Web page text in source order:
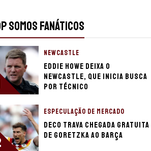
SOMOS FANÁTICOS
NEWCASTLE
Eddie Howe deixa o
Newcastle, que inicia busca
por técnico
ESPECULAÇÃO DE MERCADO
Deco trava chegada gratuita
de Goretzka ao Barça